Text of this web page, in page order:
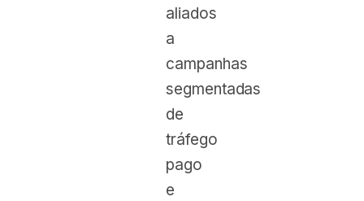
aliados
a
campanhas
segmentadas
de
tráfego
pago
e